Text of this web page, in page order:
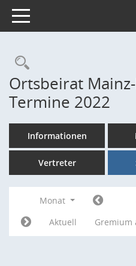
Toggle navigation
Ortsbeirat
Termine 2022
Informationen
Vertreter
Monat
Aktuell
Gremium